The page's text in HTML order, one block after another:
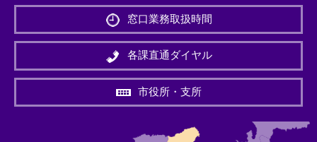
外
リ
＞
窓口業務取扱時間
各課直通ダイヤル
市役所・支所